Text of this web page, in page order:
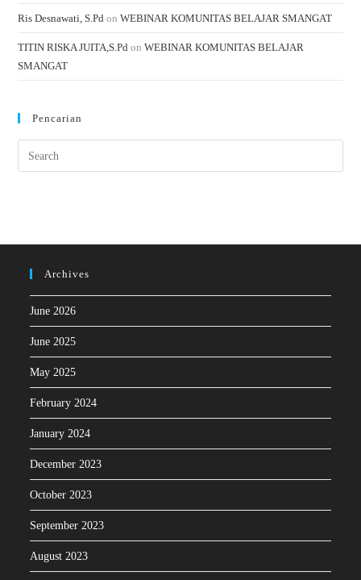
Ris Desnawati, S.Pd onWEBINAR KOMUNITAS BELAJAR SMANGAT
TITIN RISKA JUITA,S.Pd onWEBINAR KOMUNITAS BELAJAR
SMANGAT
Pencarian
Archives
June 2026
June 2025
May 2025
February 2024
January 2024
December 2023
October 2023
September 2023
August 2023